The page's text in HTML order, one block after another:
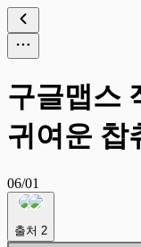
구글맵스
귀여운 찹
06/01
출처 2